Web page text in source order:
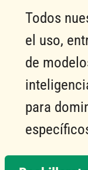
Todos
el uso,
de
para